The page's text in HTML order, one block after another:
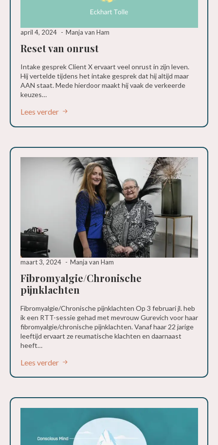
Reset van onrust
april 4, 2024 Manja van Ham
Intake gesprek Client X ervaart veel onrust in zijn leven.
Hij vertelde tijdens het intake gesprek dat hij altijd maar
AAN staat. Mede hierdoor maakt hij vaak de verkeerde
keuzes…
Lees verder
Fibromyalgie/Chronische
pijnklachten
maart 3, 2024 Manja van Ham
Fibromyalgie/Chronische pijnklachten Op 3 februari jl. heb
ik een RTT-sessie gehad met mevrouw Gurevich voor haar
fibromyalgie/chronische pijnklachten. Vanaf haar 22 jarige
leeftijd ervaart ze reumatische klachten en daarnaast
heeft…
Lees verder